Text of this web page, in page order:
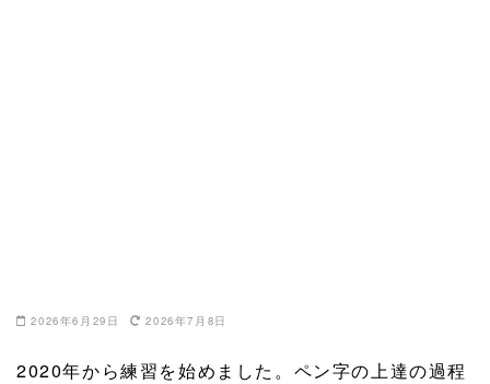
2026年6月29日 2026年7月8日
2020年から練習を始めました。ペン字の上達の過程